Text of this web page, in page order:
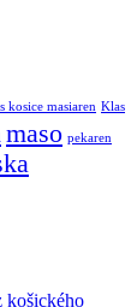
kosice masiaren Klas
maso pekaren
košického